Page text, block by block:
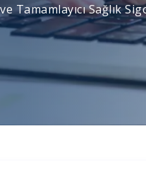
Tamamlayıcı Sağlık